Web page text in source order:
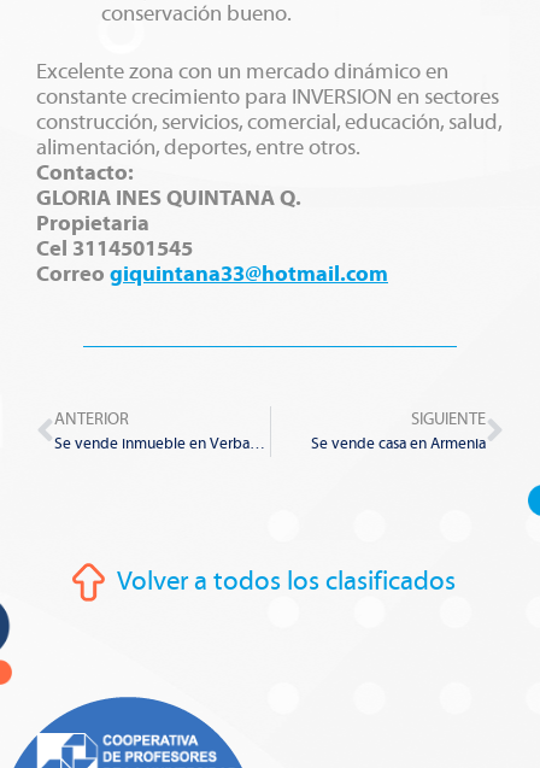
conservación bueno.
Excelente zona con un mercado dinámico en
constante crecimiento para INVERSION en sectores
construcción, servicios, comercial, educación, salud,
alimentación, deportes, entre otros.
Contacto:
GLORIA INES QUINTANA Q.
Propietaria
Cel 3114501545
Correo giquintana33@hotmail.com
Prev
ANTERIOR
Se vende inmueble en Verbanal norte
SIGUIENTE
Se vende casa en Armenia
Volver a todos los clasificados